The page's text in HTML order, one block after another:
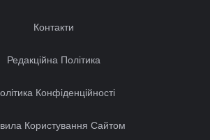
Контакти
Редакційна Політика
Конфіденційності
Користування Сайтом